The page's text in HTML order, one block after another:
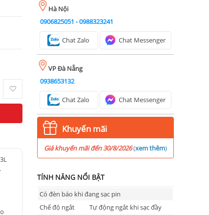
Hà Nội
0906825051 -0988323241
Chat Zalo Chat Messenger
VP Đà Nẵng
0938653132
Chat Zalo Chat Messenger
Khuyến mãi
Giá khuyến mãi đến 30/8/2026(xem thêm)
TÍNH NĂNG NỔI BẬT
Có đèn báo khi đang sạc pin
Chế độ ngắt
Tự động ngắt khi sạc đầy